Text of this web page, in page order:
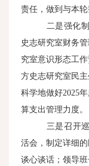
责任，做到与本轮
二是强化
史志研究室财务
究室意识形态工
方史志研究室民
科学地做好2025
算支出管理力度。
三是召开
活会，制定详细
谈心谈话；领导